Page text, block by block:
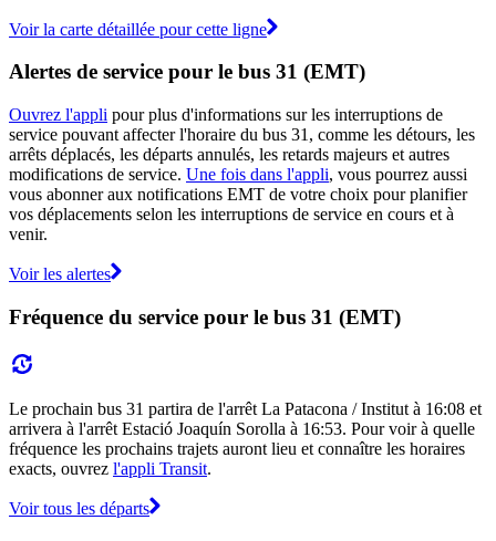
Voir la carte détaillée pour cette ligne
Alertes de service pour le bus 31 (EMT)
Ouvrez l'appli pour plus d'informations sur les interruptions de
service pouvant affecter l'horaire du bus 31, comme les détours, les
arrêts déplacés, les départs annulés, les retards majeurs et autres
modifications de service. Une fois dans l'appli, vous pourrez aussi
vous abonner aux notifications EMT de votre choix pour planifier
vos déplacements selon les interruptions de service en cours et à
venir.
Voir les alertes
Fréquence du service pour le bus 31 (EMT)
Le prochain bus 31 partira de l'arrêt La Patacona / Institut à 16:08 et
arrivera à l'arrêt Estació Joaquín Sorolla à 16:53. Pour voir à quelle
fréquence les prochains trajets auront lieu et connaître les horaires
exacts, ouvrez l'appli Transit.
Voir tous les départs